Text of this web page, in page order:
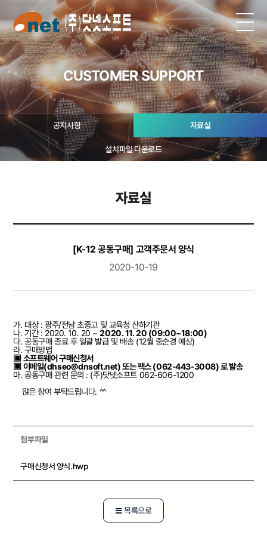
CUSTOMER SUPPORT
공지사항 자료실
설치파일 다운로드
자료실
[K-12 공동구매] 고객주문서 양식
2020-10-19
가. 대상 : 광주/전남 초중고 및 교육청 산하기관
나. 기간 : 2020. 10. 20 ~2020. 11. 20 (09:00~18:00)
다. 공동구매 종료 후 일괄 발급 및 배송 (12월 중순경 예상)
라. 구매방법
▣ 소프트웨어 구매신청서
▣ 이메일(dhseo@dnsoft.net) 또는 팩스 (062-443-3008) 로 발송
마. 공동구매 관련 문의 : (주)닷넷소프트 062-606-1200
많은 참여 부탁드립니다. ^^
첨부파일
구매신청서 양식.hwp
목록으로